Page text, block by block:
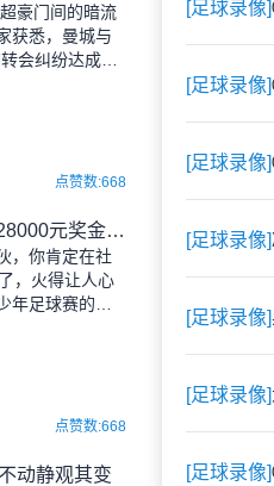
豪门间的暗流
获悉，曼城与
会纠纷达成一
点赞数:668
12岁足球小将夺冠泪洒当场：28000元奖金背后的温情故事
，你肯定在社
，火得让人心
足球赛的奖
点赞数:668
动静观其变
[足球录像]
[足球录像]
[足球录像]
[足球录像]
[足球录像]
[足球录像]
[足球录像]